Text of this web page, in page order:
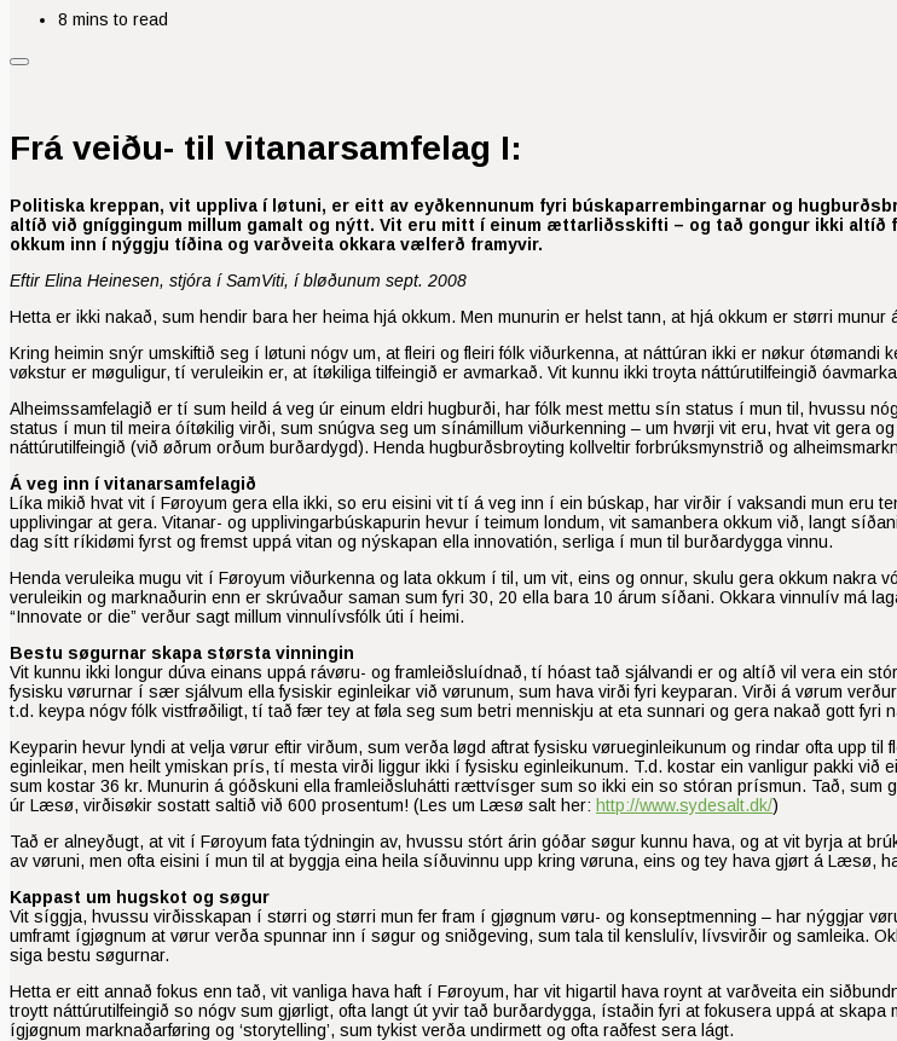
8 mins to read
Frá veiðu- til vitanarsamfelag I:
Politiska kreppan, vit uppliva í løtuni, er eitt av eyðkennunum fyri búskaparrembingarnar og
altíð við gníggingum millum gamalt og nýtt. Vit eru mitt í einum ættarliðsskifti – og tað gongur ikki
okkum inn í nýggju tíðina og varðveita okkara vælferð framyvir.
Eftir Elina Heinesen, stjóra í SamViti, í bløðunum sept. 2008
Hetta er ikki nakað, sum hendir bara her heima hjá okkum. Men munurin er helst tann, at hjá okkum er størri
Kring heimin snýr umskiftið seg í løtuni nógv um, at fleiri og fleiri fólk viðurkenna, at náttúran ikki er nøkur
vøkstur er møguligur, tí veruleikin er, at ítøkiliga tilfeingið er avmarkað. Vit kunnu ikki troyta náttúrutilfeingið
Alheimssamfelagið er tí sum heild á veg úr einum eldri hugburði, har fólk mest mettu sín status í mun til, hvussu
status í mun til meira óítøkilig virði, sum snúgva seg um sínámillum viðurkenning – um hvørji vit eru, hvat vit gera
náttúrutilfeingið (við øðrum orðum burðardygd). Henda hugburðsbroyting kollveltir forbrúksmynstrið og
Á veg inn í vitanarsamfelagið
Líka mikið hvat vit í Føroyum gera ella ikki, so eru eisini vit tí á veg inn í ein búskap, har virðir í vaksandi mun eru
upplivingar at gera. Vitanar- og upplivingarbúskapurin hevur í teimum londum, vit samanbera okkum við, langt
dag sítt ríkidømi fyrst og fremst uppá vitan og nýskapan ella innovatión, serliga í mun til burðardygga vinnu.
Henda veruleika mugu vit í Føroyum viðurkenna og lata okkum í til, um vit, eins og onnur, skulu gera okkum nakra
veruleikin og marknaðurin enn er skrúvaður saman sum fyri 30, 20 ella bara 10 árum síðani. Okkara vinnulív má
“Innovate or die” verður sagt millum vinnulívsfólk úti í heimi.
Bestu søgurnar skapa størsta vinningin
Vit kunnu ikki longur dúva einans uppá rávøru- og framleiðsluídnað, tí hóast tað sjálvandi er og altíð vil vera ein
fysisku vørurnar í sær sjálvum ella fysiskir eginleikar við vørunum, sum hava virði fyri keyparan. Virði á vørum
t.d. keypa nógv fólk vistfrøðiligt, tí tað fær tey at føla seg sum betri menniskju at eta sunnari og gera nakað gott fyri
Keyparin hevur lyndi at velja vørur eftir virðum, sum verða løgd aftrat fysisku vørueginleikunum og rindar ofta upp
eginleikar, men heilt ymiskan prís, tí mesta virði liggur ikki í fysisku eginleikunum. T.d. kostar ein vanligur pakki
sum kostar 36 kr. Munurin á góðskuni ella framleiðsluhátti rættvísger sum so ikki ein so stóran prísmun. Tað,
úr Læsø, virðisøkir sostatt saltið við 600 prosentum! (Les um Læsø salt her: http://www.sydesalt.dk/)
Tað er alneyðugt, at vit í Føroyum fata týdningin av, hvussu stórt árin góðar søgur kunnu hava, og at vit byrja at
av vøruni, men ofta eisini í mun til at byggja eina heila síðuvinnu upp kring vøruna, eins og tey hava gjørt á Læsø,
Kappast um hugskot og søgur
Vit síggja, hvussu virðisskapan í størri og størri mun fer fram í gjøgnum vøru- og konseptmenning – har nýggjar
umframt ígjøgnum at vørur verða spunnar inn í søgur og sniðgeving, sum tala til kenslulív, lívsvirðir og samleika.
siga bestu søgurnar.
Hetta er eitt annað fokus enn tað, vit vanliga hava haft í Føroyum, har vit higartil hava roynt at varðveita ein
troytt náttúrutilfeingið so nógv sum gjørligt, ofta langt út yvir tað burðardygga, ístaðin fyri at fokusera uppá at
ígjøgnum marknaðarføring og ‘storytelling’, sum tykist verða undirmett og ofta raðfest sera lágt.